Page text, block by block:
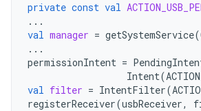
private const val
...
val manager = getSystemService(
...
permissionIntent =
Intent(
val filter = IntentFilter(
registerReceiver(usbReceiver,